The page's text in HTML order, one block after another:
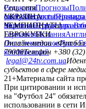
РедакцияПрогнозы
сайтуКонтактыПравила
политикаСтруктура
Соц. сети
facebookxyoutube
УКРАИНА
УкраинаПервая лига
ЧЕМПИОНАТЫ
ГерманияИспания
ЕВРОКУБКИ
Лига чемпионовЛига
конференций
Онлайн-медиа «Футбол
79008Телефон +380
legal@24tv.com.ua
субъектов в сфере
21+Материалы сайта
При цитировании и
на "Футбол 24"
использовании в сети